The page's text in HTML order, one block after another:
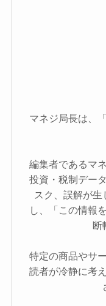
マネジ局長は、
編集者であるマ
投資・税制デー
スク、誤解が生
し、「この情報
断
特定の商品やサ
読者が冷静に考